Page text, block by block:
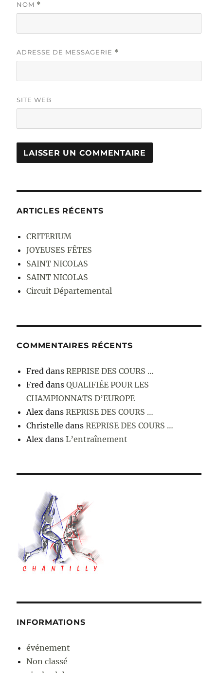
NOM *
ADRESSE DE MESSAGERIE *
SITE WEB
ARTICLES RÉCENTS
CRITERIUM
JOYEUSES FÊTES
SAINT NICOLAS
SAINT NICOLAS
Circuit Départemental
COMMENTAIRES RÉCENTS
Fred dansREPRISE DES COURS …
Fred dansQUALIFIÉE POUR LES
CHAMPIONNATS D’EUROPE
Alex dansREPRISE DES COURS …
Christelle dansREPRISE DES COURS …
Alex dansL’entraînement
INFORMATIONS
événement
Non classé